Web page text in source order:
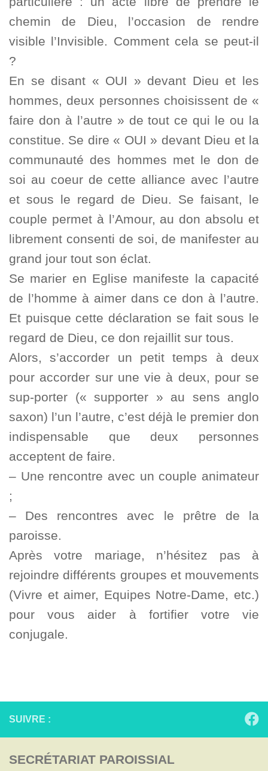
chemin de Dieu, l’occasion de rendre
visible l’Invisible. Comment cela se peut-il
?
En se disant « OUI » devant Dieu et les
hommes, deux personnes choisissent de «
faire don à l’autre » de tout ce qui le ou la
constitue. Se dire « OUI » devant Dieu et la
communauté des hommes met le don de
soi au coeur de cette alliance avec l’autre
et sous le regard de Dieu. Se faisant, le
couple permet à l’Amour, au don absolu et
librement consenti de soi, de manifester au
grand jour tout son éclat.
Se marier en Eglise manifeste la capacité
de l’homme à aimer dans ce don à l’autre.
Et puisque cette déclaration se fait sous le
regard de Dieu, ce don rejaillit sur tous.
Alors, s’accorder un petit temps à deux
pour accorder sur une vie à deux, pour se
sup-porter (« supporter » au sens anglo
saxon) l’un l’autre, c’est déjà le premier don
indispensable que deux personnes
acceptent de faire.
– Une rencontre avec un couple animateur
;
– Des rencontres avec le prêtre de la
paroisse.
Après votre mariage, n’hésitez pas à
rejoindre différents groupes et mouvements
(Vivre et aimer, Equipes Notre-Dame, etc.)
pour vous aider à fortifier votre vie
conjugale.
SUIVRE :
SECRÉTARIAT PAROISSIAL